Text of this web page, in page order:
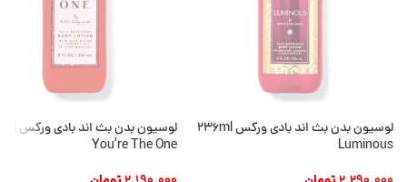
لوسیون بدن بث اند بادی ورکس 236ml
Luminous
You’re The One